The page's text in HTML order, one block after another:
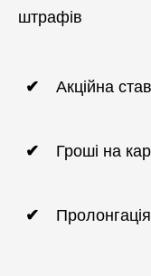
штрафів
Акційна
Гроші на